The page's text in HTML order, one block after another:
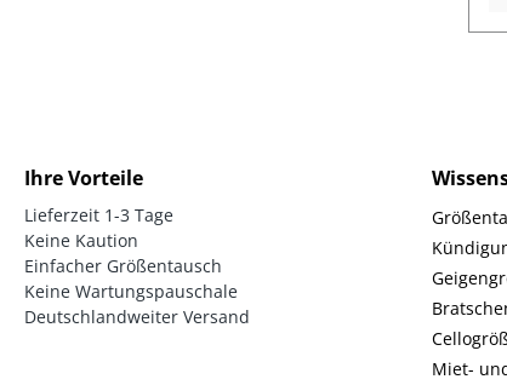
Miet-
Ihre Vorteile
Lieferzeit 1-3 Tage
Keine Kaution
Einfacher Größentausch
Keine Wartungspauschale
Deutschlandweiter Versand